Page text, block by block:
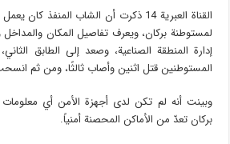
القناة العبرية 14 ذكرت أن الشاب المنفذ
لمستوطنة بركان، ويعرف تفاصيل المكان
إدارة المنطقة الصناعية، وصعد إلى الطابق
المستوطنين قتل اثنين وأصاب ثالثًا، ومن ثم
وبينت أنه لم تكن لدى أجهزة الأمن أي معلومات
بركان تعدّ من الأماكن المحصنة أمنياً.